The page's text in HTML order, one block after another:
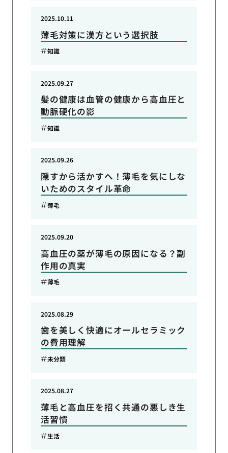
薄毛対策に漢方という選択肢
2025.10.11
知識
髪の健康は血管の健康から高血圧と
動脈硬化の影
2025.09.27
知識
隠すから活かすへ！薄毛を気にしな
いためのスタイル革命
2025.09.26
薄毛
高血圧の薬が薄毛の原因になる？副
作用の真実
2025.09.20
薄毛
歯を美しく快適にオールセラミック
の費用理解
2025.08.29
未分類
薄毛と高血圧を招く共通の悪しき生
活習慣
2025.08.27
生活